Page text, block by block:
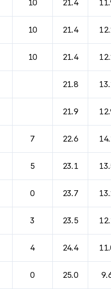
10 21.4
10 21.4
10 21.4
21.8
21.9
7 22.6
5 23.1
0 23.7
3 23.5
4 24.4
0 25.0